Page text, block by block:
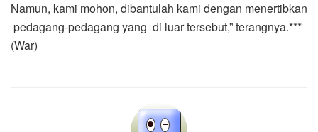
Namun, kami mohon, dibantulah kami dengan menertibkan
pedagang-pedagang yang di luar tersebut,” terangnya.***
(War)